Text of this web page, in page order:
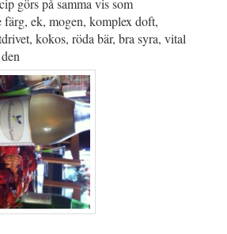
görs på samma vis som
färg, ek, mogen, komplex doft,
kokos, röda bär, bra syra, vital